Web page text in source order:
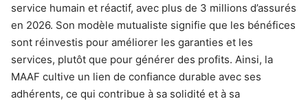
service humain et réactif, avec plus de 3 millions d’assurés
en 2026. Son modèle mutualiste signifie que les bénéfices
sont réinvestis pour améliorer les garanties et les
services, plutôt que pour générer des profits. Ainsi, la
MAAF cultive un lien de confiance durable avec ses
adhérents, ce qui contribue à sa solidité et à sa